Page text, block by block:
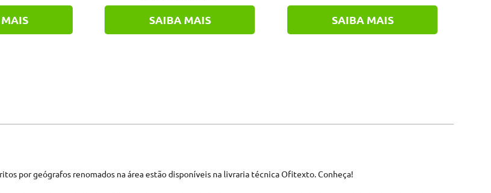
SAIBA MAIS SAIBA MAIS
por geógrafos renomados na área estão disponíveis na livraria técnica Ofitexto. Conheça!